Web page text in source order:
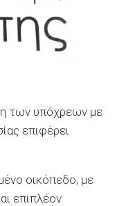
των υπόχρεων με
επιφέρει
οικόπεδο, με
επιπλέον